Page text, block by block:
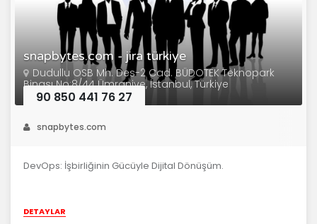
snapbytes.com - jira türkiye
Dudullu OSB Mh. Des-2 Cad. BÜDOTEK Teknopark
Binası No:8/44 Ümraniye, İstanbul, Türkiye
90 850 441 76 27
snapbytes.com
DevOps: İşbirliğinin Gücüyle Dijital Dönüşüm.
DETAYLAR